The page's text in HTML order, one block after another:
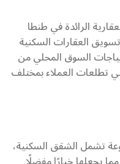
الرائدة في طنطا
العقارات السكنية
السوق المحلي من
تطلعات العملاء بمختلف
تشمل الشقق السكنية،